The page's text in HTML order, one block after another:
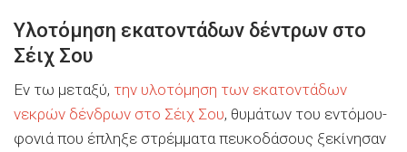
Υλοτόμηση εκατοντάδων δέντρων στο
Σέιχ Σου
Εν τω μεταξύ, την υλοτόμηση των εκατοντάδων
νεκρών δένδρων στο Σέιχ Σου, θυμάτων του εντόμου-
φονιά που έπληξε στρέμματα πευκοδάσους ξεκίνησαν